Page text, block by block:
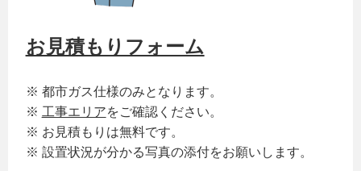
お見積もりフォーム
※ 都市ガス仕様のみとなります。
※ 工事エリアをご確認ください。
※ お見積もりは無料です。
※ 設置状況が分かる写真の添付をお願いします。